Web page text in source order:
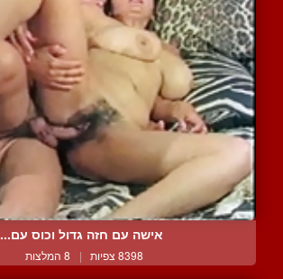
אישה עם חזה גדול וכוס עם...
8398 צפיות | 8 המלצות